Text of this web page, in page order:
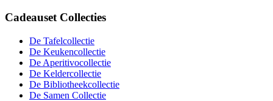
Cadeauset Collecties
De Tafelcollectie
De Keukencollectie
De Aperitivocollectie
De Keldercollectie
De Bibliotheekcollectie
De Samen Collectie